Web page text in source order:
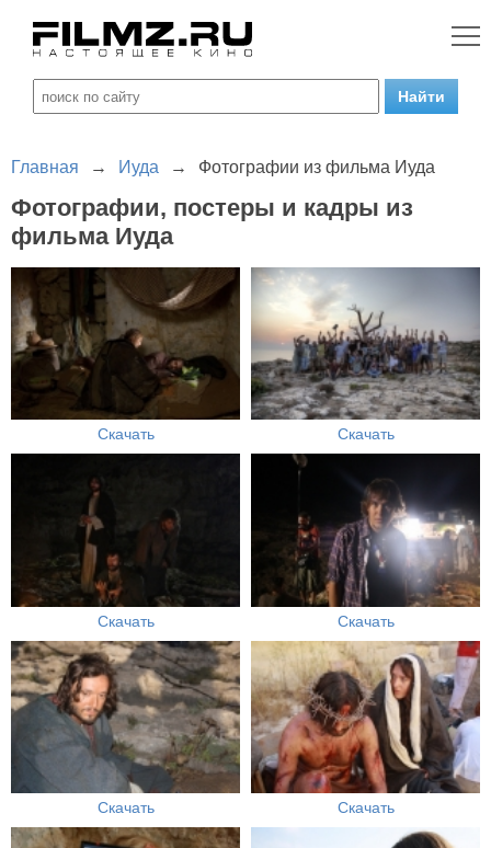
Главная → Иуда → Фотографии из фильма Иуда
Фотографии, постеры и кадры из
фильма Иуда
Скачать Скачать
Скачать Скачать
Скачать Скачать